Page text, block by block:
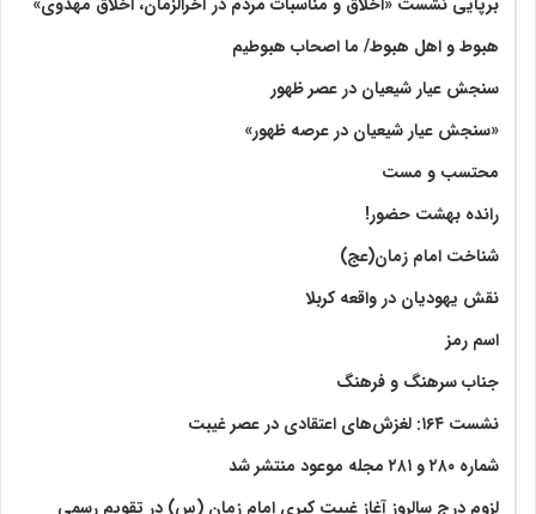
هبوط و اهل هبوط/ ما اصحاب هبوطیم
سنجش عیار شیعیان در عصر ظهور
«سنجش عیار شیعیان در عرصه ظهور»
محتسب و مست
رانده بهشت‌ حضور!
شناخت امام زمان(عج)
نقش یهودیان در واقعه کربلا
اسم رمز
جناب سرهنگ و فرهنگ
نشست ۱۶۴: لغزش‌های اعتقادی در عصر غیبت
شماره ۲۸۰ و ۲۸۱ مجله موعود منتشر شد
لزوم درج سالروز آغاز غیبت کبری امام زمان (س) در تقویم رسمی